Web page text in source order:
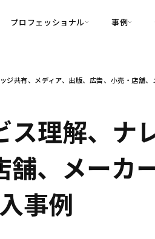
育成
・
盤
旧：
を支援
プロフェッショナル
・Customer-Led Growth
事例
導入
ジ共有、メディア、出版、広告、小売・店舗
理解、ナ
舗、メーカ
事例